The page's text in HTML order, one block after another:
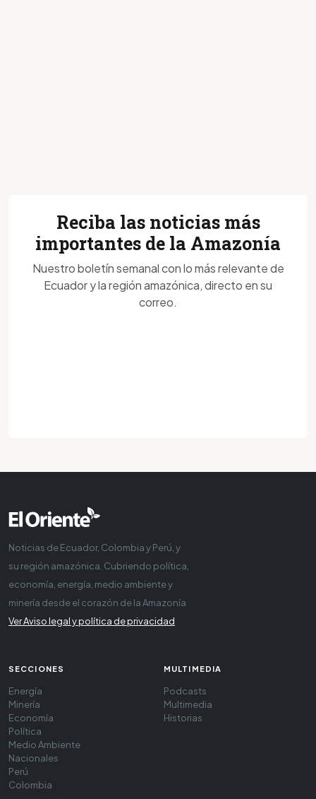
Reciba las noticias más
importantes de la Amazonía
Nuestro boletín semanal con lo más relevante de
Ecuador y la región amazónica, directo en su
correo.
Noticias de Ecuador, Colombia y Perú, y
su región amazónica. Cubriendo política,
economía, energía, medio ambiente y
minería desde el corazón de la Amazonía
Ver Aviso legal y política de privacidad
SECCIONES
Energía
Minería
Economía
Política
Medio Ambiente
Nacionales
Perú
Colombia
MULTIMEDIA
Podcasts
Multimedia
Historias